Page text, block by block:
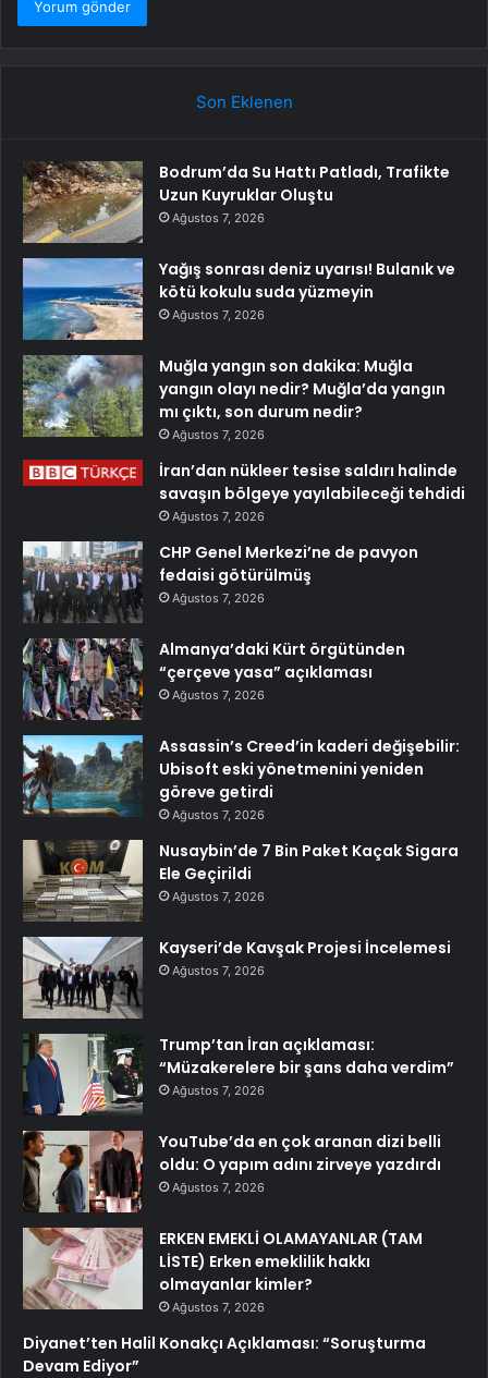
Son Eklenen
Bodrum’da Su Hattı Patladı, Trafikte
Uzun Kuyruklar Oluştu
Ağustos 7, 2026
Yağış sonrası deniz uyarısı! Bulanık ve
kötü kokulu suda yüzmeyin
Ağustos 7, 2026
Muğla yangın son dakika: Muğla
yangın olayı nedir? Muğla’da yangın
mı çıktı, son durum nedir?
Ağustos 7, 2026
İran’dan nükleer tesise saldırı halinde
savaşın bölgeye yayılabileceği tehdidi
Ağustos 7, 2026
CHP Genel Merkezi’ne de pavyon
fedaisi götürülmüş
Ağustos 7, 2026
Almanya’daki Kürt örgütünden
“çerçeve yasa” açıklaması
Ağustos 7, 2026
Assassin’s Creed’in kaderi değişebilir:
Ubisoft eski yönetmenini yeniden
göreve getirdi
Ağustos 7, 2026
Nusaybin’de 7 Bin Paket Kaçak Sigara
Ele Geçirildi
Ağustos 7, 2026
Kayseri’de Kavşak Projesi İncelemesi
Ağustos 7, 2026
Trump’tan İran açıklaması:
“Müzakerelere bir şans daha verdim”
Ağustos 7, 2026
YouTube’da en çok aranan dizi belli
oldu: O yapım adını zirveye yazdırdı
Ağustos 7, 2026
ERKEN EMEKLİ OLAMAYANLAR (TAM
LİSTE) Erken emeklilik hakkı
olmayanlar kimler?
Ağustos 7, 2026
Diyanet’ten Halil Konakçı Açıklaması: “Soruşturma
Devam Ediyor”